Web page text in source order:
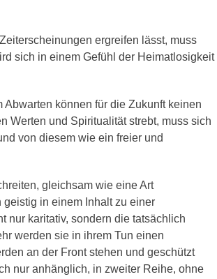
ergreifen lässt, muss
sich in einem Gefühl der Heimatlosigkeit
können für die Zukunft keinen
Werten und Spiritualität strebt, muss sich
von diesem wie ein freier und
gleichsam wie eine Art
in einem Inhalt zu einer
nur karitativ, sondern die tatsächlich
werden sie in ihrem Tun einen
an der Front stehen und geschützt
nur anhänglich, in zweiter Reihe, ohne